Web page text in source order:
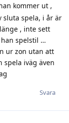
kommer ut ,
sluta spela, i år är
, inte sett
spelstil …
ur zon utan att
spela iväg även
Svara